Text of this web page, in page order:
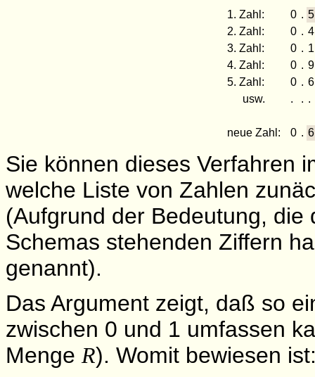
1. Zahl: 0 . 5
2. Zahl:
0 . 4
3. Zahl:
0 . 1
4. Zahl:
0 . 9
5. Zahl:
0 . 6
usw.
. . .
neue Zahl: 0 . 6
Sie können dieses Verfahren
welche Liste von Zahlen
(Aufgrund der Bedeutung,
Schemas stehenden Ziffern
genannt).
Das Argument zeigt, daß so
zwischen 0 und 1 umfassen
Menge R). Womit bewiesen